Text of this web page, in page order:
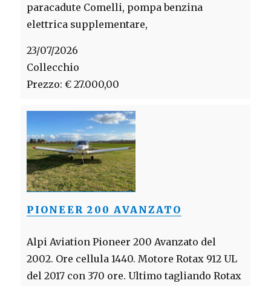
paracadute Comelli, pompa benzina
elettrica supplementare,
23/07/2026
Collecchio
Prezzo: € 27.000,00
PIONEER 200 AVANZATO
Alpi Aviation Pioneer 200 Avanzato del
2002. Ore cellula 1440. Motore Rotax 912 UL
del 2017 con 370 ore. Ultimo tagliando Rotax